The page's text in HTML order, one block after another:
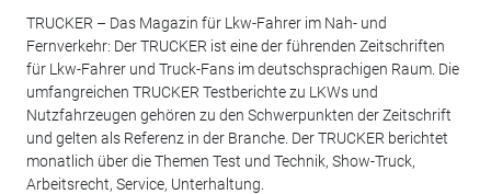
TRUCKER – Das Magazin für Lkw-Fahrer im Nah- und
Fernverkehr: Der TRUCKER ist eine der führenden Zeitschriften
für Lkw-Fahrer und Truck-Fans im deutschsprachigen Raum. Die
umfangreichen TRUCKER Testberichte zu LKWs und
Nutzfahrzeugen gehören zu den Schwerpunkten der Zeitschrift
und gelten als Referenz in der Branche. Der TRUCKER berichtet
monatlich über die Themen Test und Technik, Show-Truck,
Arbeitsrecht, Service, Unterhaltung.